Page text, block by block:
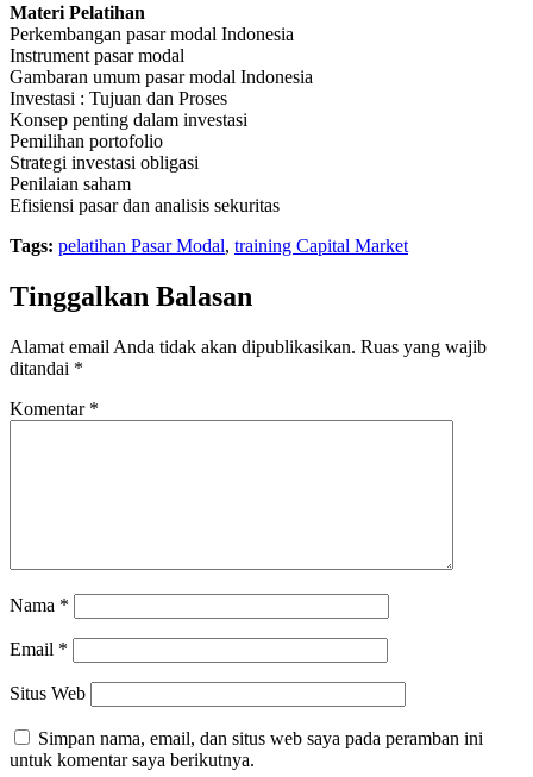
Materi Pelatihan
Perkembangan pasar modal Indonesia
Instrument pasar modal
Gambaran umum pasar modal Indonesia
Investasi : Tujuan dan Proses
Konsep penting dalam investasi
Pemilihan portofolio
Strategi investasi obligasi
Penilaian saham
Efisiensi pasar dan analisis sekuritas
Tags: pelatihan Pasar Modal, training Capital Market
Tinggalkan Balasan
Alamat email Anda tidak akan dipublikasikan. Ruas yang wajib
ditandai *
Komentar *
Nama *
Email *
Situs Web
Simpan nama, email, dan situs web saya pada peramban ini
untuk komentar saya berikutnya.